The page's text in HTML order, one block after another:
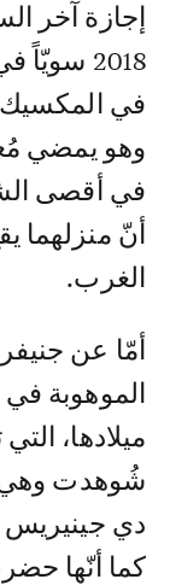
إجازة آخر
2018
في
وهو يمضي
في أقصى
أنّ منزلهما
الغرب.
أمّا عن
الموهوبة
ميلادها،
شُوهدت وهي
كما أنّها